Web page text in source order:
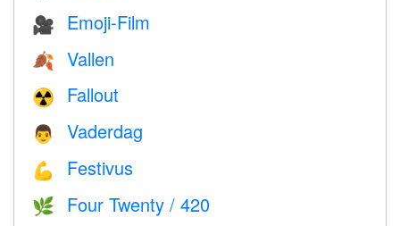
🎥 Emoji-Film
🍂 Vallen
☢️ Fallout
👨 Vaderdag
💪 Festivus
🌿 Four Twenty / 420